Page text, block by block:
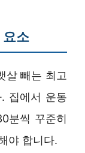
요소
살 빼는 최고
집에서 운동
분씩 꾸준히
야 합니다.